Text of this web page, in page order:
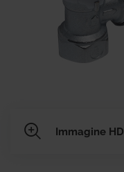
Immagine HD